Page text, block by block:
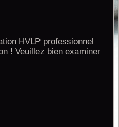
HVLP professionnel
! Veuillez bien examiner